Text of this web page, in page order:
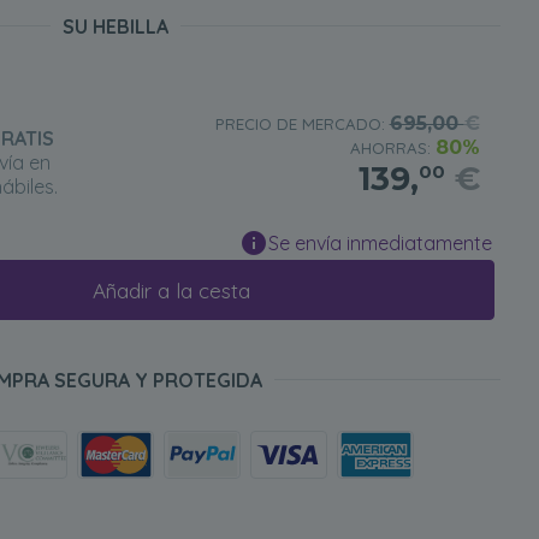
SU HEBILLA
en
PRECIO DE MERCADO:695,00€
AHORRAS: 80%
139,00 €
Se envía inmediatamente
Añadir a la cesta
SEGURA Y PROTEGIDA